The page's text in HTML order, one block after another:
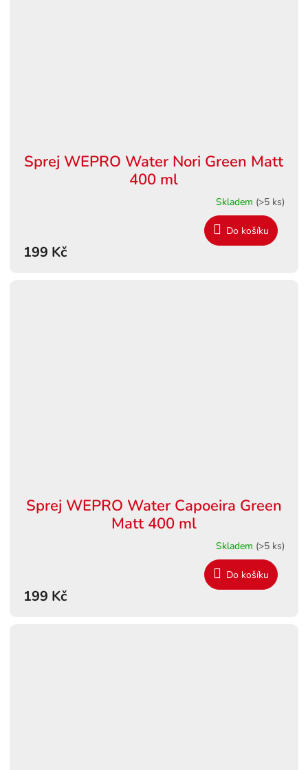
Sprej WEPRO Water Nori Green Matt
400 ml
Skladem (>5 ks)
199 Kč
Do košíku
Sprej WEPRO Water Capoeira Green
Matt 400 ml
Skladem (>5 ks)
199 Kč
Do košíku